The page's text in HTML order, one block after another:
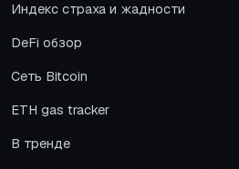
Индекс страха и жадности
DeFi обзор
Сеть Bitcoin
ETH gas tracker
В тренде